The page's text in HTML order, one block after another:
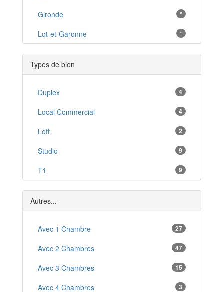
Belvès *
La Force *
Mussidan *
Terrasson-Lavilledieu *
Trélissac *
Hautefort *
Saint-Cyprien *
Le Buisson-de-Cadouin *
Lamothe-Montravel *
Vélines *
Gironde *
Lot-et-Garonne *
Types de bien
Duplex 4
Local Commercial 4
Loft 2
Studio 9
T1 9
T1 Bis 1
T2 28
T3 44
T4 22
T5 1
T6 2
Autres...
Avec 1 Chambre 27
Avec 2 Chambres 47
Avec 3 Chambres 15
Avec 4 Chambres 3